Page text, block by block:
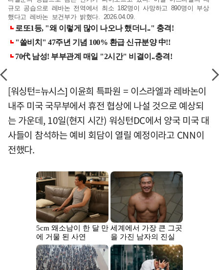
규모 공습으로 레바논 전역에서 최소 182명이 사망하고 890명이 부상
했다고 레바논 보건부가 밝혔다. 2026.04.09.
[워싱턴=뉴시스] 이윤희 특파원 = 이스라엘과 레바논이
내주 미국 국무부에서 휴전 협상에 나설 것으로 예상되
는 가운데, 10일(현지 시간) 워싱턴DC에서 양국 미국 대
사들이 참석하는 예비 회담이 열릴 예정이라고 CNN이
전했다.